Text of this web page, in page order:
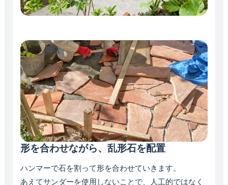
形を合わせながら、乱形石を配置
ハンマーで石を割って形を合わせていきます。
あえてサンダーを使用しないことで、人工的ではなく